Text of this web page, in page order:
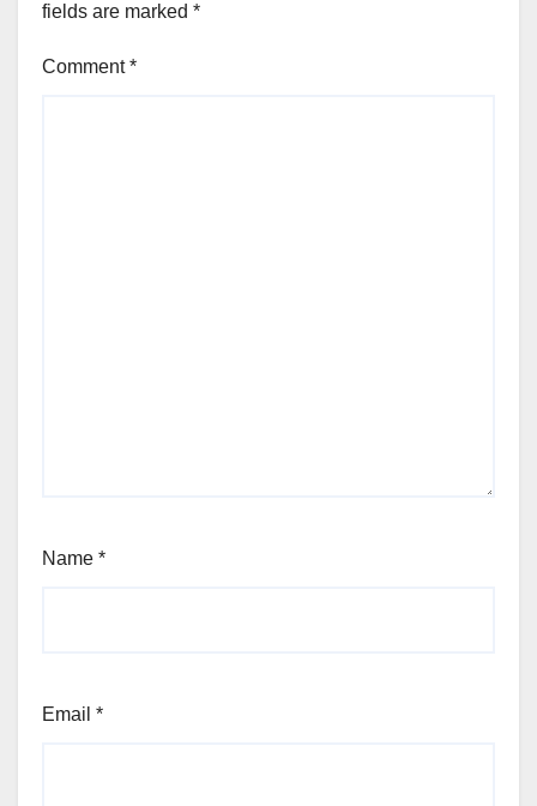
fields are marked *
Comment*
Name *
Email *